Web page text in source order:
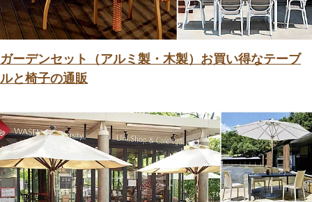
ガーデンセット（アルミ製・木製）お買い得なテーブ
ルと椅子の通販